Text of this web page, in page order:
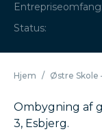
Entrepriseomfang:
Status:
Hjem / Østre Skole
Ombygning af
3, Esbjerg.